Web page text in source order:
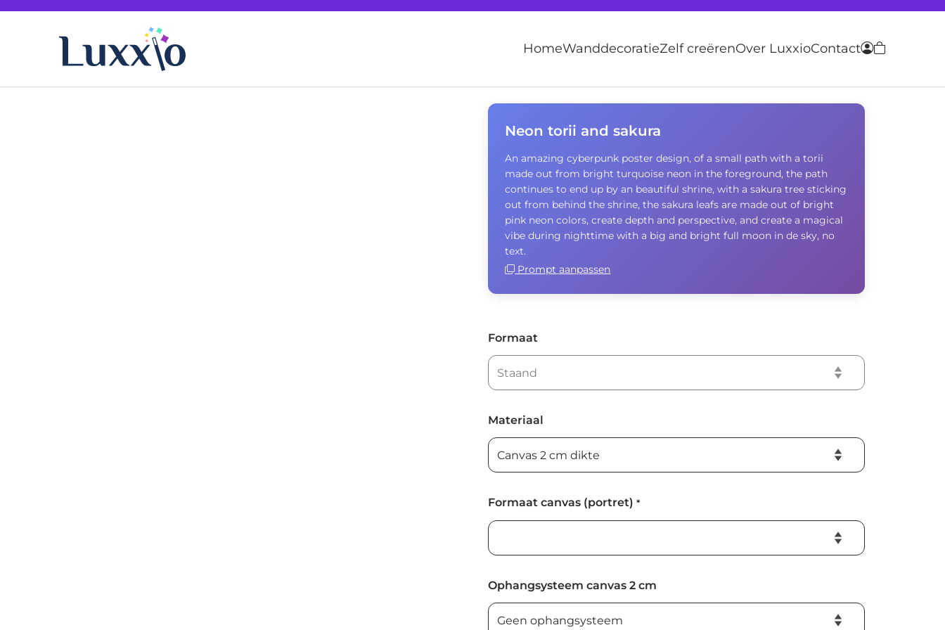
HomeWanddecoratieZelf creërenOver LuxxioContact
Neon torii and sakura
An amazing cyberpunk poster design, of a small path with a torii
made out from bright turquoise neon in the foreground, the path
continues to end up by an beautiful shrine, with a sakura tree sticking
out from behind the shrine, the sakura leafs are made out of bright
pink neon colors, create depth and perspective, and create a magical
vibe during nighttime with a big and bright full moon in de sky, no
text.
Prompt aanpassen
Formaat
Materiaal
Formaat canvas (portret) *
Ophangsysteem canvas 2 cm